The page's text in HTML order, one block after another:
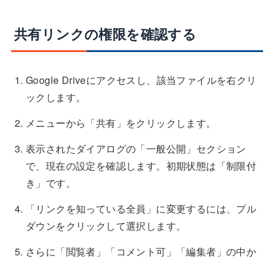
共有リンクの権限を確認する
Google Driveにアクセスし、該当ファイルを右クリ
ックします。
メニューから「共有」をクリックします。
表示されたダイアログの「一般公開」セクション
で、現在の設定を確認します。初期状態は「制限付
き」です。
「リンクを知っている全員」に変更するには、プル
ダウンをクリックして選択します。
さらに「閲覧者」「コメント可」「編集者」の中か